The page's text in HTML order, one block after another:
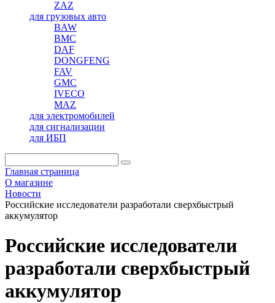
ZAZ
для грузовых авто
BAW
BMC
DAF
DONGFENG
FAV
GMC
IVECO
MAZ
для электромобилей
для сигнализации
для ИБП
Главная страница
О магазине
Новости
Российские исследователи разработали сверхбыстрый
аккумулятор
Российские исследователи
разработали сверхбыстрый
аккумулятор